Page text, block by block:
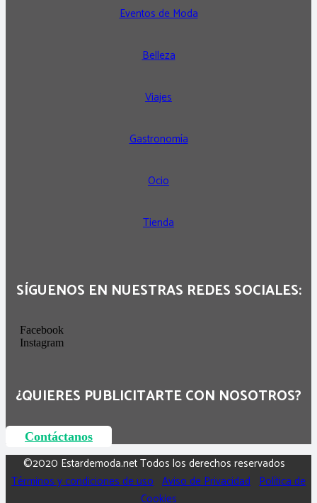
Eventos de Moda
Belleza
Viajes
Gastronomía
Ocio
Tienda
SÍGUENOS EN NUESTRAS REDES SOCIALES:
Facebook
Instagram
¿QUIERES PUBLICITARTE CON NOSOTROS?
Contáctanos
©2020 Estardemoda.net Todos los derechos reservados
Términos y condiciones de uso Aviso de Privacidad Política de
Cookies